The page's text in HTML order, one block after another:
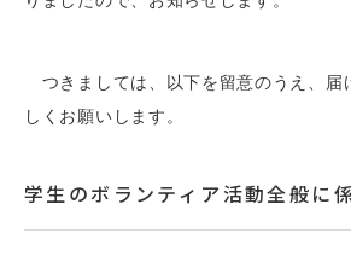
つきましては、以下を留意のうえ、届
しくお願いします。
学生のボランティア活動全般に